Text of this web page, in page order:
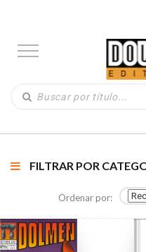
FILTRAR POR
Ordenar por: